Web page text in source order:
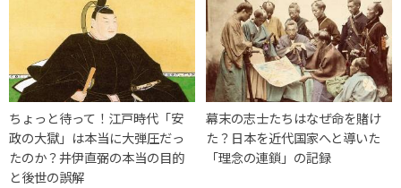
ちょっと待って！江戸時代「安
政の大獄」は本当に大弾圧だっ
たのか？井伊直弼の本当の目的
と後世の誤解
幕末の志士たちはなぜ命を賭け
た？日本を近代国家へと導いた
「理念の連鎖」の記録